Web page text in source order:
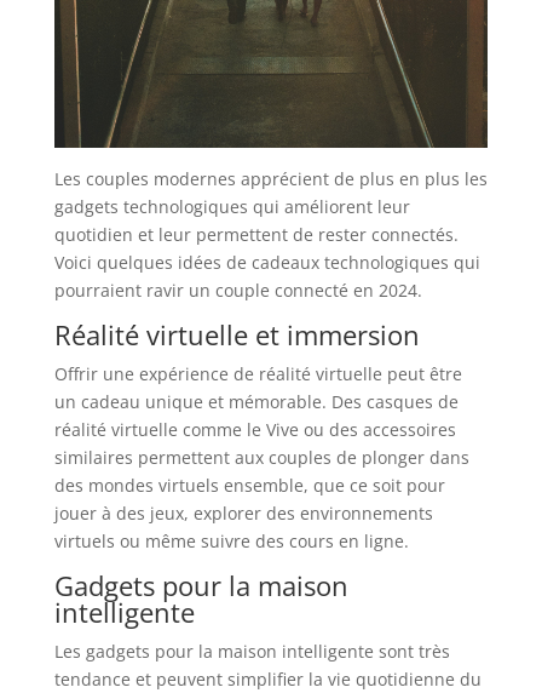
Les couples modernes apprécient de plus en plus les
gadgets technologiques qui améliorent leur
quotidien et leur permettent de rester connectés.
Voici quelques idées de cadeaux technologiques qui
pourraient ravir un couple connecté en 2024.
Réalité virtuelle et immersion
Offrir une expérience de réalité virtuelle peut être
un cadeau unique et mémorable. Des casques de
réalité virtuelle comme le Vive ou des accessoires
similaires permettent aux couples de plonger dans
des mondes virtuels ensemble, que ce soit pour
jouer à des jeux, explorer des environnements
virtuels ou même suivre des cours en ligne.
Gadgets pour la maison
intelligente
Les gadgets pour la maison intelligente sont très
tendance et peuvent simplifier la vie quotidienne du